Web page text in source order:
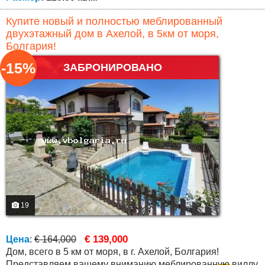
Купите новый и полностью меблированный
двухэтажный дом в Ахелой, в 5км от моря,
Болгария!
ЗАБРОНИРОВАНО
19
-15%
Цена: € 164,000 € 139,000
Дом, всего в 5 км от моря, в г. Ахелой, Болгария!